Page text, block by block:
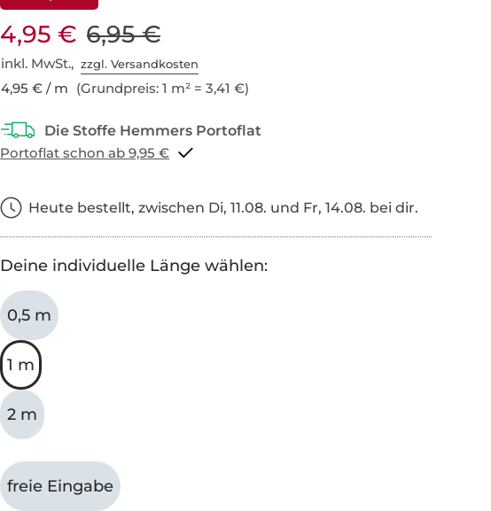
4,95 € 6,95 €
inkl. MwSt.,zzgl. Versandkosten
4,95 € / m (Grundpreis: 1 m² = 3,41 €)
Portoflat schon ab 9,95 €
Heute bestellt, zwischen Di, 11.08. und Fr, 14.08. bei dir.
Deine individuelle Länge wählen:
0,5 m
1 m
2 m
freie Eingabe